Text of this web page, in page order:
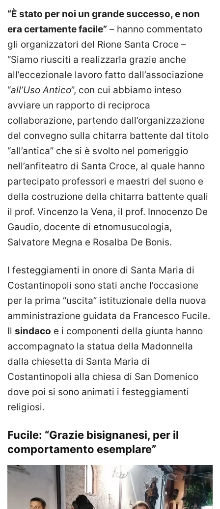
“È stato per noi un grande successo, e non
era certamente facile” – hanno commentato
gli organizzatori del Rione Santa Croce –
“Siamo riusciti a realizzarla grazie anche
all’eccezionale lavoro fatto dall’associazione
“all’Uso Antico”, con cui abbiamo inteso
avviare un rapporto di reciproca
collaborazione, partendo dall’organizzazione
del convegno sulla chitarra battente dal titolo
“all’antica” che si è svolto nel pomeriggio
nell’anfiteatro di Santa Croce, al quale hanno
partecipato professori e maestri del suono e
della costruzione della chitarra battente quali
il prof. Vincenzo la Vena, il prof. Innocenzo De
Gaudio, docente di etnomusucologia,
Salvatore Megna e Rosalba De Bonis.
I festeggiamenti in onore di Santa Maria di
Costantinopoli sono stati anche l’occasione
per la prima “uscita” istituzionale della nuova
amministrazione guidata da Francesco Fucile.
Il sindaco e i componenti della giunta hanno
accompagnato la statua della Madonnella
dalla chiesetta di Santa Maria di
Costantinopoli alla chiesa di San Domenico
dove poi si sono animati i festeggiamenti
religiosi.
Fucile: “Grazie bisignanesi, per il
comportamento esemplare”